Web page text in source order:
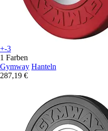
+-3
1 Farben
Gymway Hanteln
287,19 €